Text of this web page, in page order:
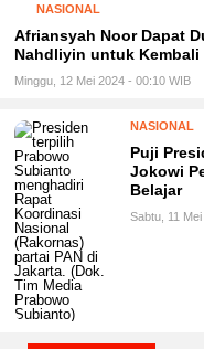
NASIONAL
Afriansyah Noor Dapat
Nahdliyin untuk Kembali
Minggu, 12 Mei 2024 - 00:10 WIB
NASIONAL
Puji
Jokowi
Belajar
Sabtu, 11